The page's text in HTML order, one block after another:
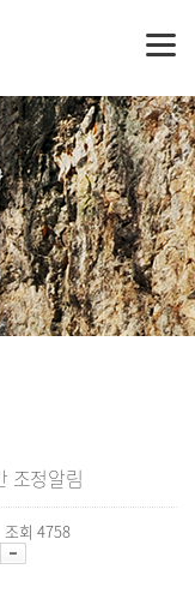
조정알림
조회 4758